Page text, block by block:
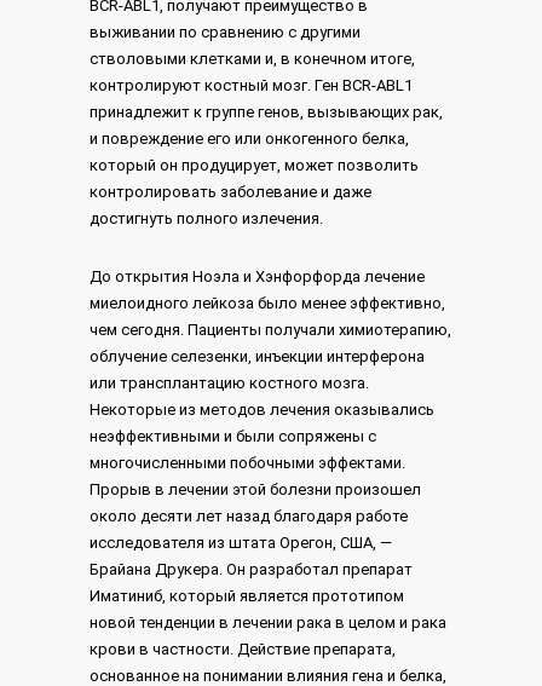
BCR-ABL1, получают преимущество в
выживании по сравнению с другими
стволовыми клетками и, в конечном итоге,
контролируют костный мозг. Ген BCR-ABL1
принадлежит к группе генов, вызывающих рак,
и повреждение его или онкогенного белка,
который он продуцирует, может позволить
контролировать заболевание и даже
достигнуть полного излечения.
До открытия Ноэла и Хэнфорфорда лечение
миелоидного лейкоза было менее эффективно,
чем сегодня. Пациенты получали химиотерапию,
облучение селезенки, инъекции интерферона
или трансплантацию костного мозга.
Некоторые из методов лечения оказывались
неэффективными и были сопряжены с
многочисленными побочными эффектами.
Прорыв в лечении этой болезни произошел
около десяти лет назад благодаря работе
исследователя из штата Орегон, США, —
Брайана Друкера. Он разработал препарат
Иматиниб, который является прототипом
новой тенденции в лечении рака в целом и рака
крови в частности. Действие препарата,
основанное на понимании влияния гена и белка,